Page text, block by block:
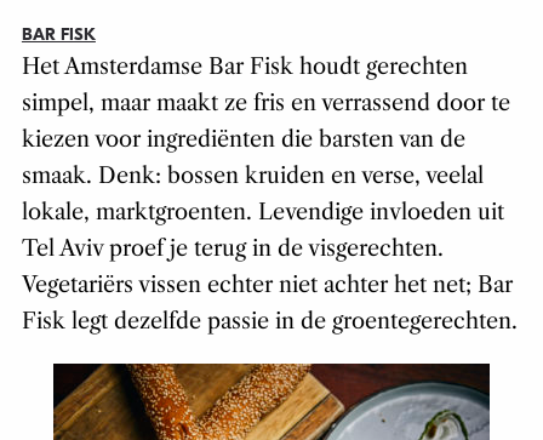
BAR FISK
Het Amsterdamse Bar Fisk houdt gerechten
simpel, maar maakt ze fris en verrassend door te
kiezen voor ingrediënten die barsten van de
smaak. Denk: bossen kruiden en verse, veelal
lokale, marktgroenten. Levendige invloeden uit
Tel Aviv proef je terug in de visgerechten.
Vegetariërs vissen echter niet achter het net; Bar
Fisk legt dezelfde passie in de groentegerechten.